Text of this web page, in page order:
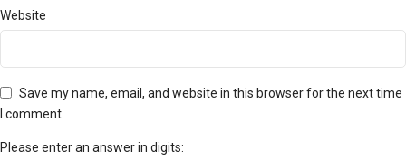
Website
Save my name, email, and website in this browser for the next time
I comment.
Please enter an answer in digits: